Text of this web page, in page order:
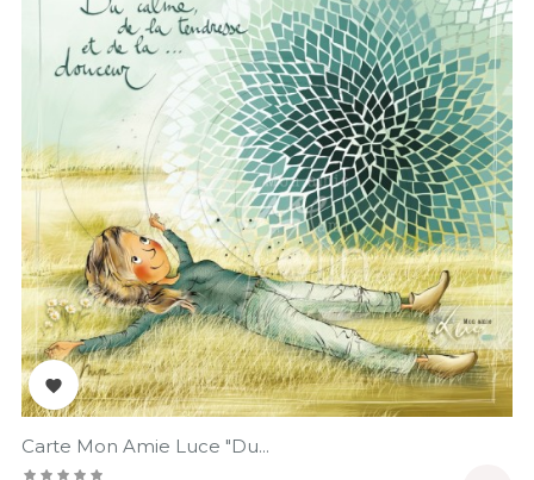

Carte Mon Amie Luce "Du...